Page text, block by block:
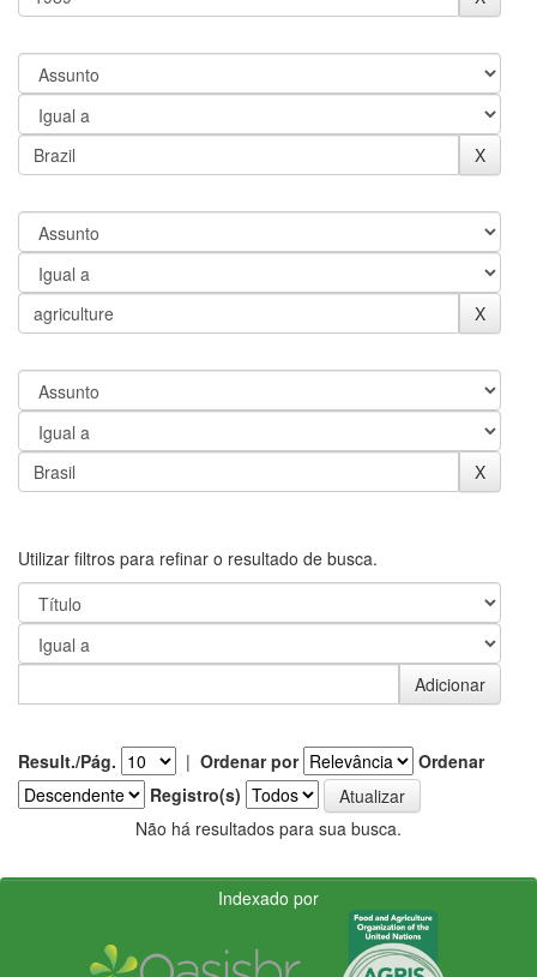
Utilizar filtros para refinar o resultado de busca.
Result./Pág. | Ordenar por
Ordenar
Registro(s)
Não há resultados para sua busca.
Indexado por